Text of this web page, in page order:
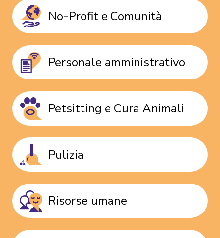
No-Profit e Comunità
Personale amministrativo
Petsitting e Cura Animali
Pulizia
Risorse umane